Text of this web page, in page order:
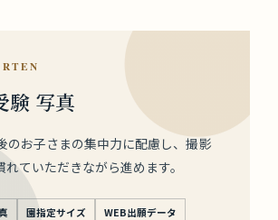
験 写真
のお子さまの集中力に配慮し、撮影
ていただきながら進めます。
園指定サイズ WEB出願データ